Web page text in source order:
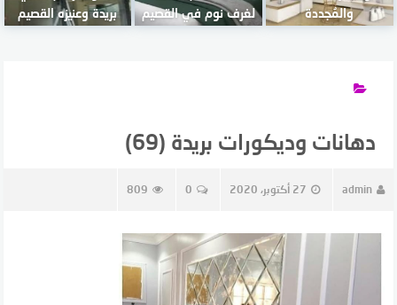
والمُجددة
لغرف نوم في القصيم
بريدة وعنيزه القصيم
دهانات وديكورات بريدة (69)
admin 27 أكتوبر، 2020 0
809